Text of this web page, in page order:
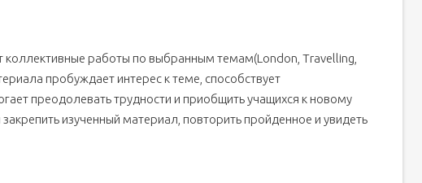
работы по выбранным темам(London, Travelling,
пробуждает интерес к теме, способствует
преодолевать трудности и приобщить учащихся к новому
изученный материал, повторить пройденное и увидеть